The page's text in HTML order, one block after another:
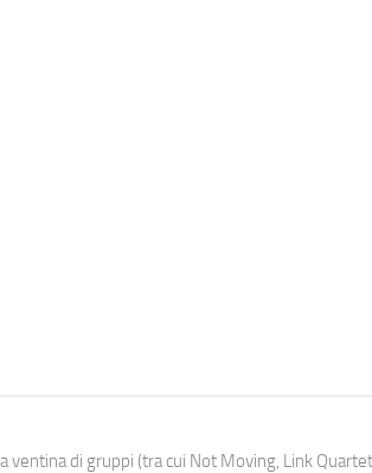
di gruppi (tra cui Not Moving, Link